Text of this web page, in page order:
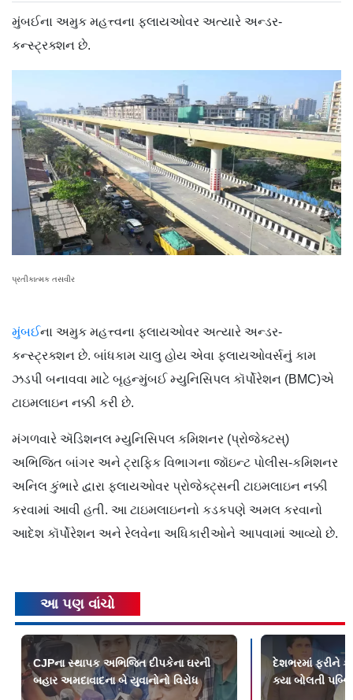
મુંબઈના અમુક મહત્ત્વના ફ્લાયઓવર અત્યારે અન્ડર-
કન્સ્ટ્રક્શન છે.
પ્રતીકાત્મક તસવીર
મુંબઈના અમુક મહત્ત્વના ફ્લાયઓવર અત્યારે અન્ડર-
કન્સ્ટ્રક્શન છે. બાંધકામ ચાલુ હોય એવા ફ્લાયઓવર્સનું કામ
ઝડપી બનાવવા માટે બૃહન્મુંબઈ મ્યુનિસિપલ કૉર્પોરેશન (BMC)એ
ટાઇમલાઇન નક્કી કરી છે.
મંગળવારે ઍડિશનલ મ્યુનિસિપલ કમિશનર (પ્રોજેક્ટસ્)
અભિજિત બાંગર અને ટ્રાફિક વિભાગના જૉઇન્ટ પોલીસ-કમિશનર
અનિલ કુંભારે દ્વારા ફ્લાયઓવર પ્રોજેક્ટ્સની ટાઇમલાઇન નક્કી
કરવામાં આવી હતી. આ ટાઇમલાઇનનો કડકપણે અમલ કરવાનો
આદેશ કૉર્પોરેશન અને રેલવેના અધિકારીઓને આપવામાં આવ્યો છે.
આ પણ વાંચો
CJPના સ્થાપક અભિજિત દીપકેના ઘરની
બહાર અમદાવાદના બે યુવાનોનો વિરોધ
દેશભરમાં ફરીને
ક્યા બોલતી